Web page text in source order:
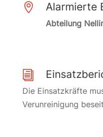
 Alarmierte
Abteilung
i
Die Einsatzkräfte
Verunreinigung